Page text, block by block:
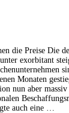
die Preise Die
exorbitant
Monaten
nun aber
auch eine …